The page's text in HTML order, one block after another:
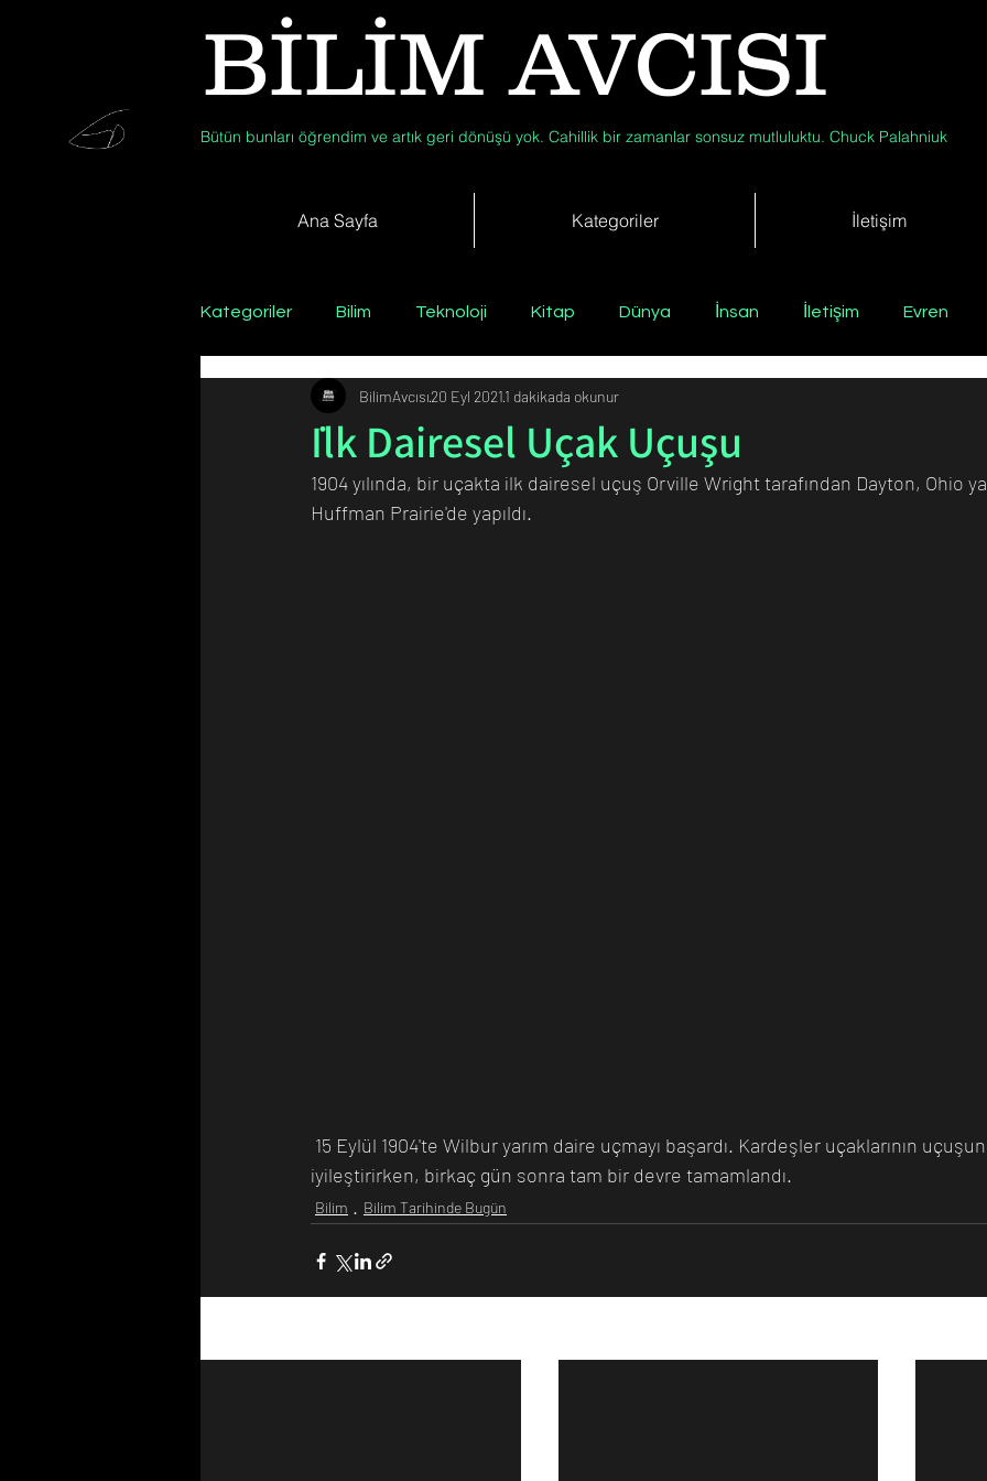
BİLİM AVCISI
Bütün bunları öğrendim ve artık geri dönüşü yok. Cahillik bir zamanlar sonsuz mutluluktu. Chuck Palahniuk
Ana Sayfa Kategoriler İletişim
Kategoriler Bilim Teknoloji Kitap Dünya İnsan İletişim Evren
Psikoloji / Sosyoloji / Felsefe Tıp Arkeoloji
Günün Fotoğrafı Biyoloji Günün Düşüneni Çevre Kısa Kısa
İlk Dairesel Uçak Uçuşu
BilimAvcısı20 Eyl 20211 dakikada okunur
1904 yılında, bir uçakta ilk dairesel uçuş Orville Wright tarafından Dayton, Ohio
Huffman Prairie'de yapıldı.
iyileştirirken, birkaç gün sonra tam bir devre tamamlandı.
Bilim Bilim Tarihinde Bugün